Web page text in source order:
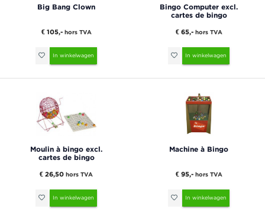
Big Bang Clown
€ 105,- hors TVA
In winkelwagen
Bingo Computer excl.
cartes de bingo
€ 65,- hors TVA
In winkelwagen
Moulin à bingo excl.
cartes de bingo
€ 26,50 hors TVA
In winkelwagen
Machine à Bingo
€ 95,- hors TVA
In winkelwagen